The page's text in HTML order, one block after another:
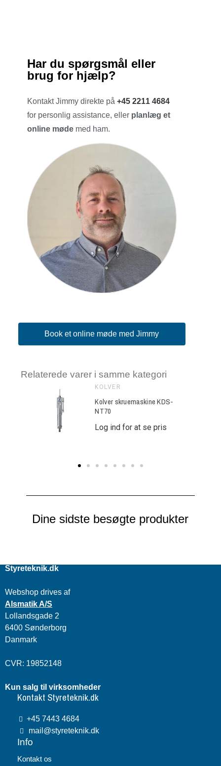
Har du spørgsmål eller
brug for hjælp?
Kontakt Jimmy direkte på+45 2211 4684
for personlig assistance, eller planlæg et
online møde med ham.
Book et online møde med Jimmy
Relaterede varer i samme kategori
KOLVER
Kolver skruemaskine KDS-
NT70
Log ind for at se pris
Dine sidste besøgte produkter
Styreteknik.dk
Webshop drives af
Alsmatik A/S
Lollandsgade 2
6400 Sønderborg
Danmark
CVR: 19852148
Kun salg til virksomheder
Kontakt Styreteknik.dk
+45 7443 4684
mail@styreteknik.dk
Info
Kontakt os